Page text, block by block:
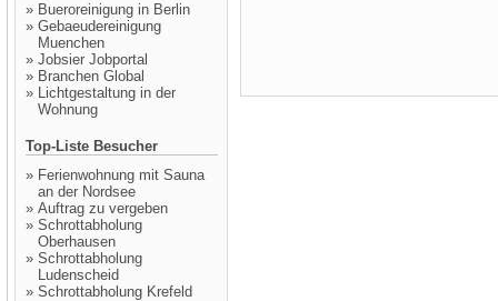
» Bueroreinigung in Berlin
» Gebaeudereinigung
Muenchen
» Jobsier Jobportal
» Branchen Global
» Lichtgestaltung in der
Wohnung
Top-Liste Besucher
» Ferienwohnung mit Sauna
an der Nordsee
» Auftrag zu vergeben
» Schrottabholung
Oberhausen
» Schrottabholung
Ludenscheid
» Schrottabholung Krefeld